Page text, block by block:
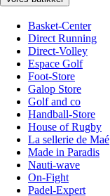
Basket-Center
Direct Running
Direct-Volley
Espace Golf
Foot-Store
Galop Store
Golf and co
Handball-Store
House of Rugby
La sellerie de Maé
Made in Paradis
Nauti-wave
On-Fight
Padel-Expert